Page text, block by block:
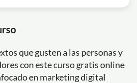
que gusten a las personas y
con este curso gratis online
en marketing digital